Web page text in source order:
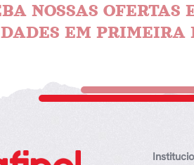
NOSSAS OFERTAS
EM PRIMEIRA